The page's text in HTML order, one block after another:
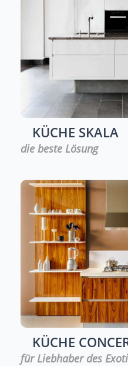
KÜCHE SKALA
die beste Lösung
KÜCHE
für Liebhaber des